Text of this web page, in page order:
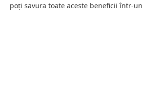
poți savura toate aceste beneficii într-